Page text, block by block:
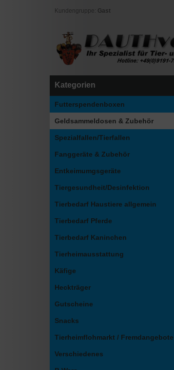
Kundengruppe: Gast
Kategorien
Futterspendenboxen
Geldsammeldosen & Zubehör
Spezialfallen/Tierfallen
Fanggeräte & Zubehör
Entkeimumgsgeräte
Tiergesundheit/Desinfektion
Tierbedarf Haustiere allgemein
Tierbedarf Pferde
Tierbedarf Kaninchen
Tierheimausstattung
Käfige
Heckträger
Gutscheine
Snacks
Tierheimflohmarkt / Fremdangebote
Verschiedenes